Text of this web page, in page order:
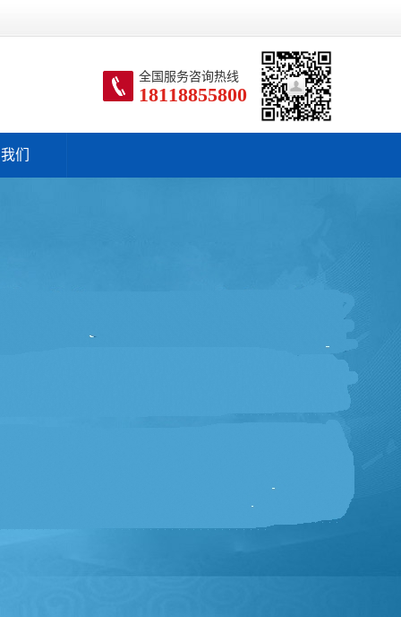
全国服务咨询热线
18118855800
们